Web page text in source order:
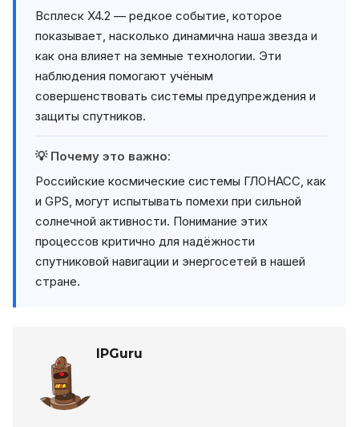
Всплеск X4.2 — редкое событие, которое
показывает, насколько динамична наша звезда и
как она влияет на земные технологии. Эти
наблюдения помогают учёным
совершенствовать системы предупреждения и
защиты спутников.
💡 Почему это важно:
Российские космические системы ГЛОНАСС, как
и GPS, могут испытывать помехи при сильной
солнечной активности. Понимание этих
процессов критично для надёжности
спутниковой навигации и энергосетей в нашей
стране.
IPGuru